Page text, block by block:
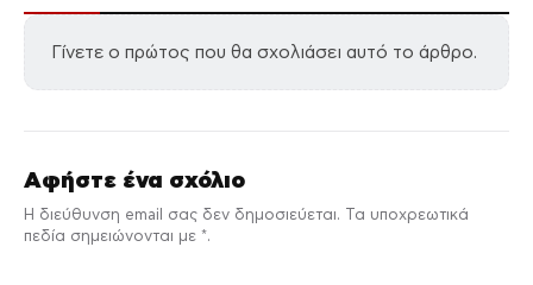
Γίνετε ο πρώτος που θα σχολιάσει αυτό το άρθρο.
Αφήστε ένα σχόλιο
Η διεύθυνση email σας δεν δημοσιεύεται. Τα υποχρεωτικά
πεδία σημειώνονται με *.